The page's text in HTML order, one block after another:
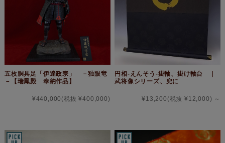
五枚胴具足「伊達政宗」 －独眼竜
－【瑞鳳殿 奉納作品】
¥440,000 (税抜 ¥400,000)
円相‐えんそう-掛軸、掛け軸台 ｜
武将像シリーズ、兜に
¥13,200 (税抜 ¥12,000) ～